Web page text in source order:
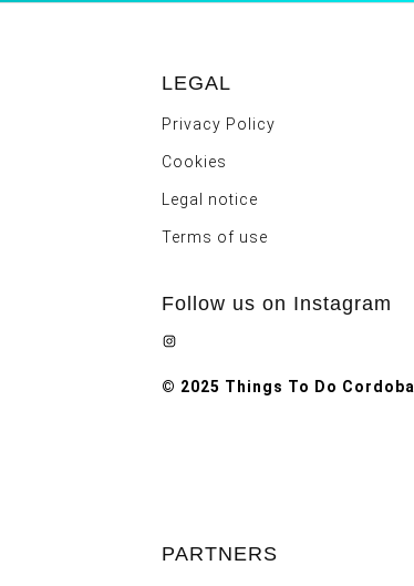
LEGAL
Privacy Policy
Cookies
Legal notice
Terms of use
Follow us on Instagram
Instagram
© 2025 Things To Do Cordoba
PARTNERS